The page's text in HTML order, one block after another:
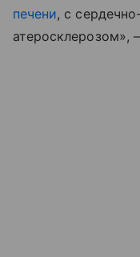
печени, с
атеросклерозом»,